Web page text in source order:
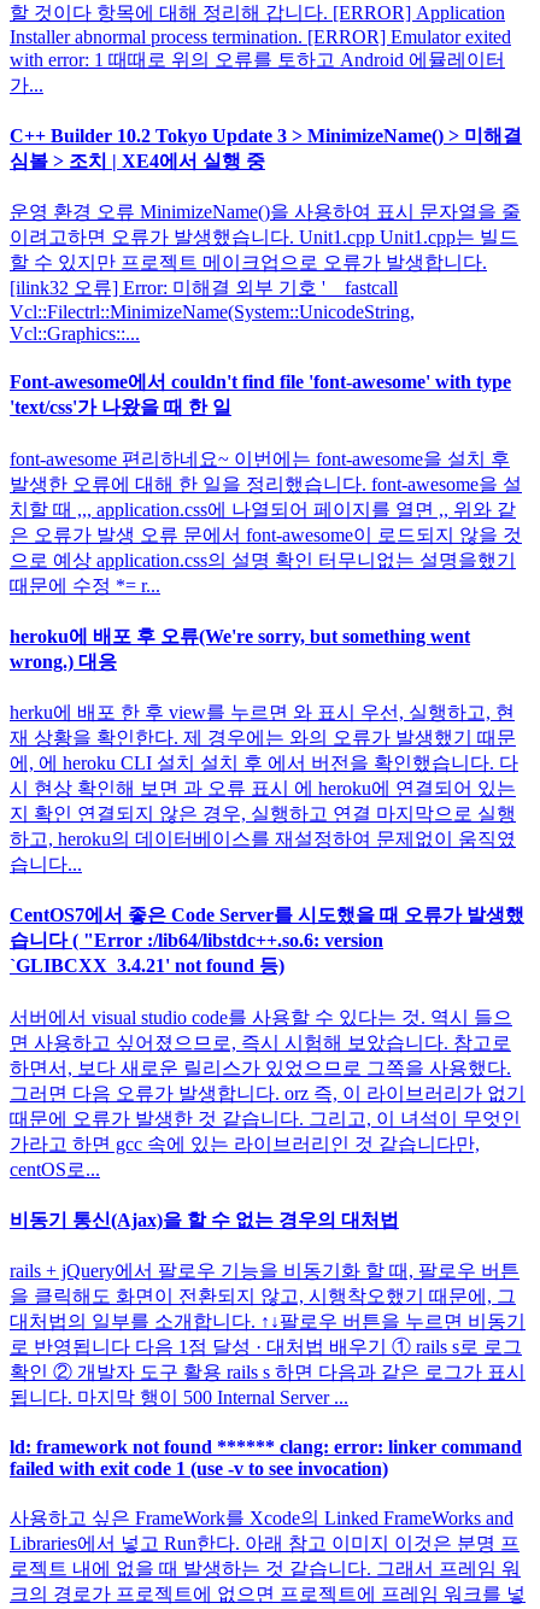
할 것이다 항목에 대해 정리해 갑니다. [ERROR] Application
Installer abnormal process termination. [ERROR] Emulator exited
with error: 1 때때로 위의 오류를 토하고 Android 에뮬레이터
가...
C++ Builder 10.2 Tokyo Update 3 > MinimizeName() > 미해결
심볼 > 조치 | XE4에서 실행 중
운영 환경 오류 MinimizeName()을 사용하여 표시 문자열을 줄
이려고하면 오류가 발생했습니다. Unit1.cpp Unit1.cpp는 빌드
할 수 있지만 프로젝트 메이크업으로 오류가 발생합니다.
[ilink32 오류] Error: 미해결 외부 기호 '__fastcall
Vcl::Filectrl::MinimizeName(System::UnicodeString,
Vcl::Graphics::...
Font-awesome에서 couldn't find file 'font-awesome' with type
'text/css'가 나왔을 때 한 일
font-awesome 편리하네요~ 이번에는 font-awesome을 설치 후
발생한 오류에 대해 한 일을 정리했습니다. font-awesome을 설
치할 때 ,,, application.css에 나열되어 페이지를 열면 ,, 위와 같
은 오류가 발생 오류 문에서 font-awesome이 로드되지 않을 것
으로 예상 application.css의 설명 확인 터무니없는 설명을했기
때문에 수정 *= r...
heroku에 배포 후 오류(We're sorry, but something went
wrong.) 대응
herku에 배포 한 후 view를 누르면 와 표시 우선, 실행하고, 현
재 상황을 확인한다. 제 경우에는 와의 오류가 발생했기 때문
에, 에 heroku CLI 설치 설치 후 에서 버전을 확인했습니다. 다
시 현상 확인해 보면 과 오류 표시 에 heroku에 연결되어 있는
지 확인 연결되지 않은 경우, 실행하고 연결 마지막으로 실행
하고, heroku의 데이터베이스를 재설정하여 문제없이 움직였
습니다...
CentOS7에서 좋은 Code Server를 시도했을 때 오류가 발생했
습니다 ( "Error :/lib64/libstdc++.so.6: version
`GLIBCXX_3.4.21' not found 등)
서버에서 visual studio code를 사용할 수 있다는 것. 역시 들으
면 사용하고 싶어졌으므로, 즉시 시험해 보았습니다. 참고로
하면서, 보다 새로운 릴리스가 있었으므로 그쪽을 사용했다.
그러면 다음 오류가 발생합니다. orz 즉, 이 라이브러리가 없기
때문에 오류가 발생한 것 같습니다. 그리고, 이 녀석이 무엇인
가라고 하면 gcc 속에 있는 라이브러리인 것 같습니다만,
centOS로...
비동기 통신(Ajax)을 할 수 없는 경우의 대처법
rails + jQuery에서 팔로우 기능을 비동기화 할 때, 팔로우 버튼
을 클릭해도 화면이 전환되지 않고, 시행착오했기 때문에, 그
대처법의 일부를 소개합니다. ↑↓팔로우 버튼을 누르면 비동기
로 반영됩니다 다음 1점 달성 · 대처법 배우기 ① rails s로 로그
확인 ② 개발자 도구 활용 rails s 하면 다음과 같은 로그가 표시
됩니다. 마지막 행이 500 Internal Server ...
ld: framework not found ****** clang: error: linker command
failed with exit code 1 (use -v to see invocation)
사용하고 싶은 FrameWork를 Xcode의 Linked FrameWorks and
Libraries에서 넣고 Run한다. 아래 참고 이미지 이것은 분명 프
로젝트 내에 없을 때 발생하는 것 같습니다. 그래서 프레임 워
크의 경로가 프로젝트에 없으면 프로젝트에 프레임 워크를 넣